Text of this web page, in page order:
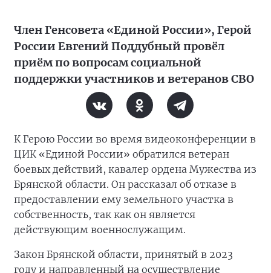
Член Генсовета «Единой России», Герой
России Евгений Поддубный провёл
приём по вопросам социальной
поддержки участников и ветеранов СВО
К Герою России во время видеоконференции в
ЦИК «Единой России» обратился ветеран
боевых действий, кавалер ордена Мужества из
Брянской области. Он рассказал об отказе в
предоставлении ему земельного участка в
собственность, так как он является
действующим военнослужащим.
Закон Брянской области, принятый в 2023
году и направленный на осуществление